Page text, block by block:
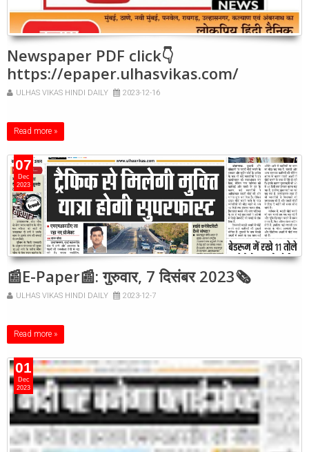
Newspaper PDF click👇
https://epaper.ulhasvikas.com/
ULHAS VIKAS HINDI DAILY 2023-12-16
Read more »
07
Dec
2023
📰E-Paper📰: गुरुवार, 7 दिसंबर 2023🗞
ULHAS VIKAS HINDI DAILY 2023-12-7
Read more »
01
Dec
2023